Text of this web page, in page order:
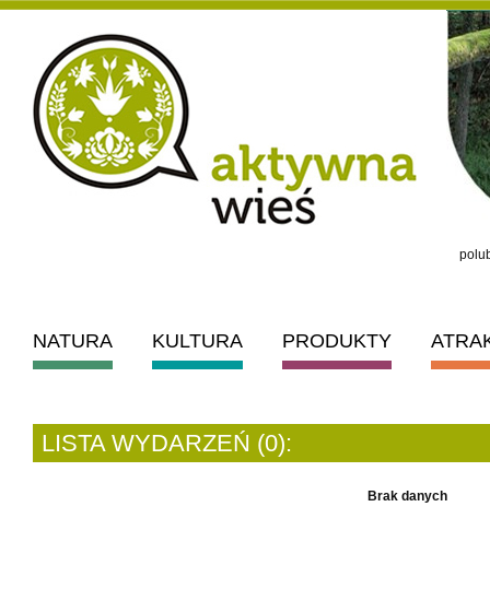
NATURA KULTURA PRODUKTY
LISTA WYDARZEŃ (0):
Brak danych